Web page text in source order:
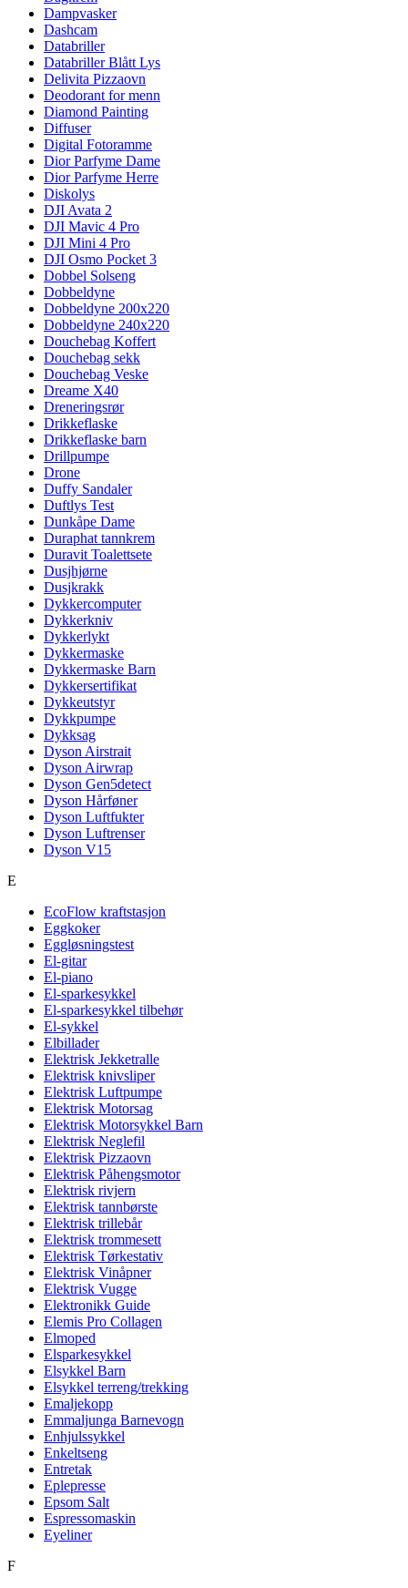
Dampvasker
Dashcam
Databriller
Databriller Blått Lys
Delivita Pizzaovn
Deodorant for menn
Diamond Painting
Diffuser
Digital Fotoramme
Dior Parfyme Dame
Dior Parfyme Herre
Diskolys
DJI Avata 2
DJI Mavic 4 Pro
DJI Mini 4 Pro
DJI Osmo Pocket 3
Dobbel Solseng
Dobbeldyne
Dobbeldyne 200x220
Dobbeldyne 240x220
Douchebag Koffert
Douchebag sekk
Douchebag Veske
Dreame X40
Dreneringsrør
Drikkeflaske
Drikkeflaske barn
Drillpumpe
Drone
Duffy Sandaler
Duftlys Test
Dunkåpe Dame
Duraphat tannkrem
Duravit Toalettsete
Dusjhjørne
Dusjkrakk
Dykkercomputer
Dykkerkniv
Dykkerlykt
Dykkermaske
Dykkermaske Barn
Dykkersertifikat
Dykkeutstyr
Dykkpumpe
Dykksag
Dyson Airstrait
Dyson Airwrap
Dyson Gen5detect
Dyson Hårføner
Dyson Luftfukter
Dyson Luftrenser
Dyson V15
E
EcoFlow kraftstasjon
Eggkoker
Eggløsningstest
El-gitar
El-piano
El-sparkesykkel
El-sparkesykkel tilbehør
El-sykkel
Elbillader
Elektrisk Jekketralle
Elektrisk knivsliper
Elektrisk Luftpumpe
Elektrisk Motorsag
Elektrisk Motorsykkel Barn
Elektrisk Neglefil
Elektrisk Pizzaovn
Elektrisk Påhengsmotor
Elektrisk rivjern
Elektrisk tannbørste
Elektrisk trillebår
Elektrisk trommesett
Elektrisk Tørkestativ
Elektrisk Vinåpner
Elektrisk Vugge
Elektronikk Guide
Elemis Pro Collagen
Elmoped
Elsparkesykkel
Elsykkel Barn
Elsykkel terreng/trekking
Emaljekopp
Emmaljunga Barnevogn
Enhjulssykkel
Enkeltseng
Entretak
Eplepresse
Epsom Salt
Espressomaskin
Eyeliner
F